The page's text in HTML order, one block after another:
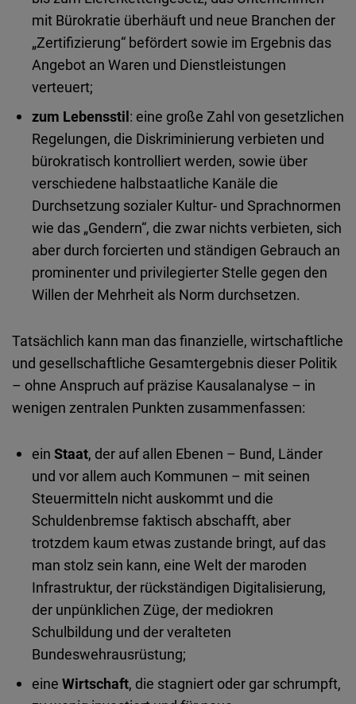
mit Bürokratie überhäuft und neue Branchen der
„Zertifizierung“ befördert sowie im Ergebnis das
Angebot an Waren und Dienstleistungen
verteuert;
zum Lebensstil: eine große Zahl von gesetzlichen
Regelungen, die Diskriminierung verbieten und
bürokratisch kontrolliert werden, sowie über
verschiedene halbstaatliche Kanäle die
Durchsetzung sozialer Kultur- und Sprachnormen
wie das „Gendern“, die zwar nichts verbieten, sich
aber durch forcierten und ständigen Gebrauch an
prominenter und privilegierter Stelle gegen den
Willen der Mehrheit als Norm durchsetzen.
Tatsächlich kann man das finanzielle, wirtschaftliche
und gesellschaftliche Gesamtergebnis dieser Politik
– ohne Anspruch auf präzise Kausalanalyse – in
wenigen zentralen Punkten zusammenfassen:
ein Staat, der auf allen Ebenen – Bund, Länder
und vor allem auch Kommunen – mit seinen
Steuermitteln nicht auskommt und die
Schuldenbremse faktisch abschafft, aber
trotzdem kaum etwas zustande bringt, auf das
man stolz sein kann, eine Welt der maroden
Infrastruktur, der rückständigen Digitalisierung,
der unpünklichen Züge, der mediokren
Schulbildung und der veralteten
Bundeswehrausrüstung;
eine Wirtschaft, die stagniert oder gar schrumpft,